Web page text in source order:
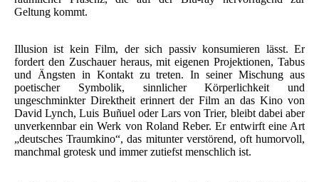
Geltung kommt.
Illusion ist kein Film, der sich passiv konsumieren lässt. Er
fordert den Zuschauer heraus, mit eigenen Projektionen, Tabus
und Ängsten in Kontakt zu treten. In seiner Mischung aus
poetischer Symbolik, sinnlicher Körperlichkeit und
ungeschminkter Direktheit erinnert der Film an das Kino von
David Lynch, Luis Buñuel oder Lars von Trier, bleibt dabei aber
unverkennbar ein Werk von Roland Reber. Er entwirft eine Art
„deutsches Traumkino“, das mitunter verstörend, oft humorvoll,
manchmal grotesk und immer zutiefst menschlich ist.